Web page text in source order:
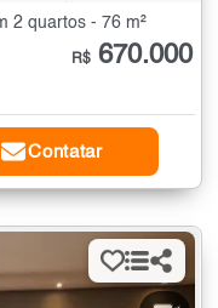
2 quartos - 76 m²
R$ 670.000
Contatar